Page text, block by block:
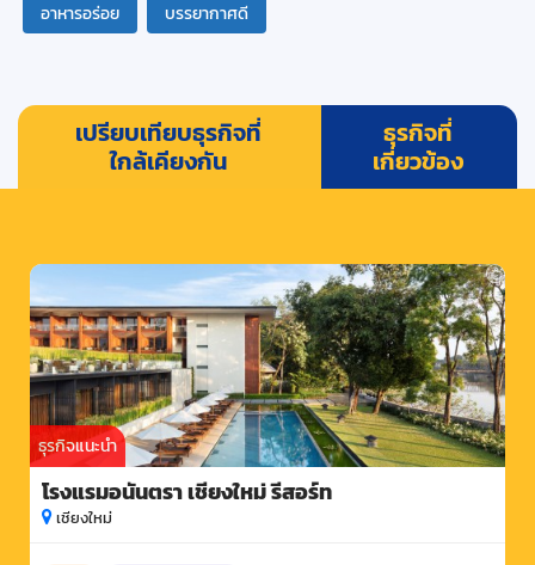
อาหารอร่อย
บรรยากาศดี
เปรียบเทียบธุรกิจที่
ใกล้เคียงกัน
ธุรกิจที่
เกี่ยวข้อง
ธุรกิจแนะนำ
โรงแรมอนันตรา เชียงใหม่ รีสอร์ท
เชียงใหม่